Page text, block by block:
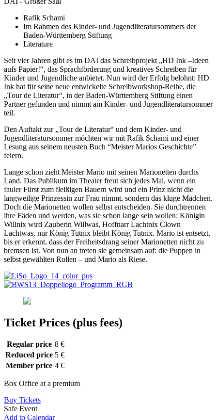
Rafik Schami
Im Rahmen des Kinder- und Jugendliteratursommers der
Baden-Württemberg Stiftung
Literature
Seit vier Jahren gibt es im DAI das Schreibprojekt „HD Ink –Ideen
aufs Papier!“, das Sprachförderung und kreatives Schreiben für
Kinder und Jugendliche anbietet. Nun wird der Erfolg belohnt: HD
Ink hat für seine neue entwickelte Schreibworkshop-Reihe, die
„Tour de Literatur“, in der Baden-Württemberg Stiftung einen
Partner gefunden und nimmt am Kinder- und Jugendliteratursommer
teil.
Den Auftakt zur „Tour de Literatur“ und dem Kinder- und
Jugendliteratursommer möchten wir mit Rafik Schami und einer
Lesung aus seinem neusten Buch “Meister Marios Geschichte”
feiern.
Lange schon zieht Meister Mario mit seinen Marionetten durchs
Land. Das Publikum im Theater freut sich jedes Mal, wenn ein
fauler Fürst zum fleißigen Bauern wird und ein Prinz nicht die
langweilige Prinzessin zur Frau nimmt, sondern das kluge Mädchen.
Doch die Marionetten wollen selbst entscheiden. Sie durchtrennen
ihre Fäden und werden, was sie schon lange sein wollen: Königin
Willnix wird Zauberin Willwas, Hoffnarr Lachtnix Clown
Lachtwas, nur König Tutnix bleibt König Tutnix. Mario ist entsetzt,
bis er erkennt, dass der Freiheitsdrang seiner Marionetten nicht zu
bremsen ist. Von nun an treten sie gemeinsam auf: die Puppen in
selbst gewählten Rollen – und Mario als Riese.
Ticket Prices (plus fees)
Regular price 8 €
Reduced price 5 €
Member price 4 €
Box Office at a premium
Buy Tickets
Safe Event
Add to Calendar